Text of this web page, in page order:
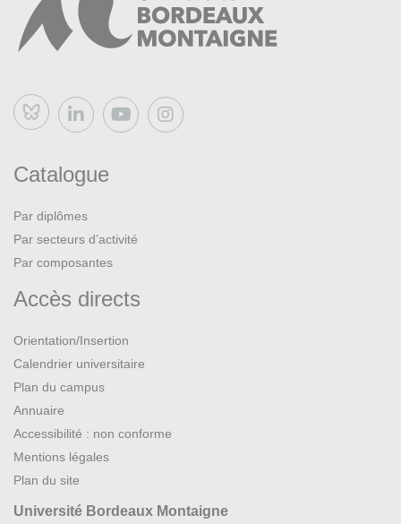
Bluesky
Catalogue
Par diplômes
Par secteurs d’activité
Par composantes
Accès directs
Orientation/Insertion
Calendrier universitaire
Plan du campus
Annuaire
Accessibilité : non conforme
Mentions légales
Plan du site
Université Bordeaux Montaigne